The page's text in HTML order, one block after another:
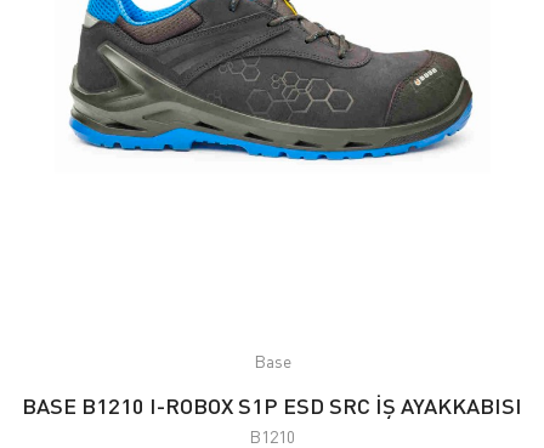
Base
BASE B1210 I-ROBOX S1P ESD SRC İŞ AYAKKABISI
B1210